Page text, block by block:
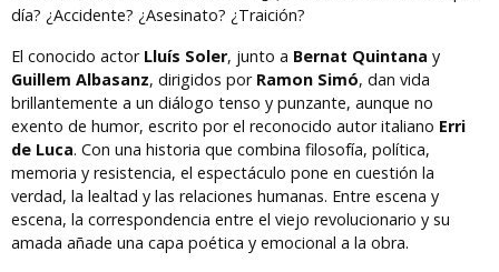
día? ¿Accidente? ¿Asesinato? ¿Traición?
El conocido actor Lluís Soler, junto a Bernat Quintana y
Guillem Albasanz, dirigidos por Ramon Simó, dan vida
brillantemente a un diálogo tenso y punzante, aunque no
exento de humor, escrito por el reconocido autor italiano Erri
de Luca. Con una historia que combina filosofía, política,
memoria y resistencia, el espectáculo pone en cuestión la
verdad, la lealtad y las relaciones humanas. Entre escena y
escena, la correspondencia entre el viejo revolucionario y su
amada añade una capa poética y emocional a la obra.